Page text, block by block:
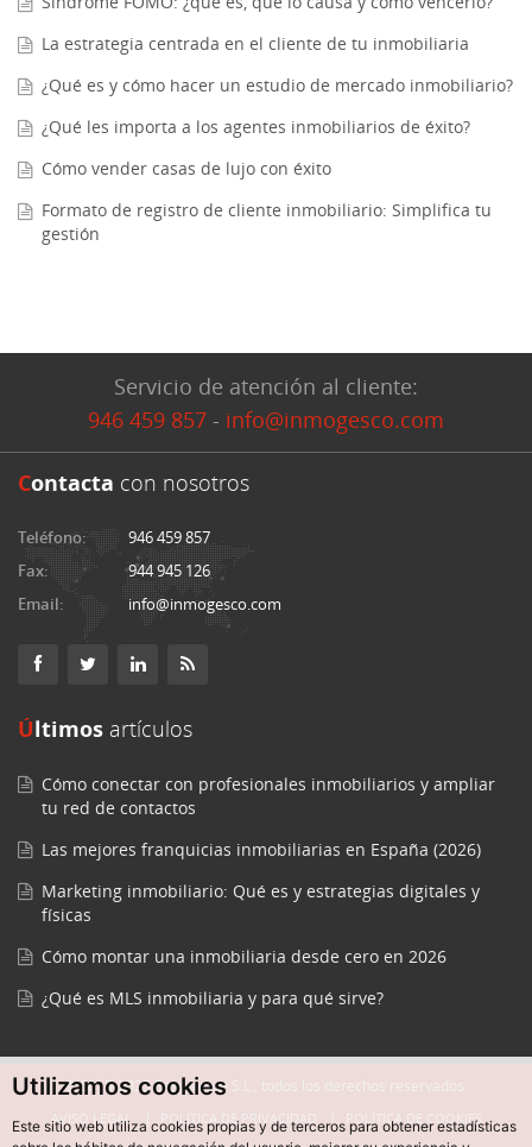
Utilizamos cookies
Este sitio web utiliza cookies propias y de terceros para obtener estadísticas
La estrategia centrada en el cliente de tu inmobiliaria
¿Qué es y cómo hacer un estudio de mercado inmobiliario?
¿Qué les importa a los agentes inmobiliarios de éxito?
Cómo vender casas de lujo con éxito
Formato de registro de cliente inmobiliario: Simplifica tu
gestión
Servicio de atención al cliente:
946 459 857 - info@inmogesco.com
Contacta con nosotros
Teléfono:
946 459 857
Fax:
944 945 126
Email:
info@inmogesco.com
Últimos artículos
Cómo conectar con profesionales inmobiliarios y ampliar
tu red de contactos
Las mejores franquicias inmobiliarias en España (2026)
Marketing inmobiliario: Qué es y estrategias digitales y
físicas
Cómo montar una inmobiliaria desde cero en 2026
¿Qué es MLS inmobiliaria y para qué sirve?
© 2015-2025 Easycreate S.L., todos los derechos reservados.
AVISO LEGAL POLÍTICA DE PRIVACIDAD POLÍTICA DE COOKIES